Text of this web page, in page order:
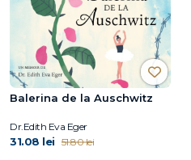
Balerina de la Auschwitz
Dr.Edith Eva Eger
31.08 lei 51.80 lei